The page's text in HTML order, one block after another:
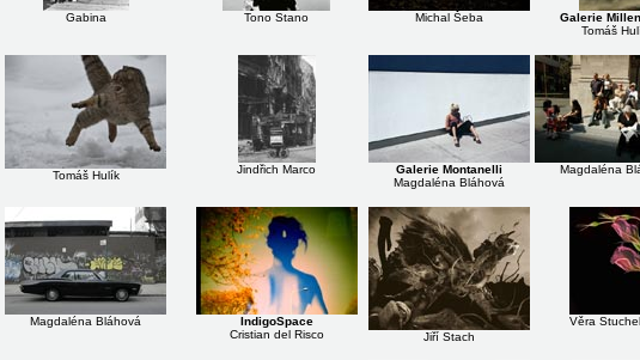
Gabina Tono Stano Michal Šeba
Galerie
Tomáš
Tomáš Hulík Jindřich Marco
Galerie Montanelli
Magdaléna Bláhová
Magdaléna
Magdaléna Bláhová
IndigoSpace
Cristian del Risco
Jiří Stach
Věra